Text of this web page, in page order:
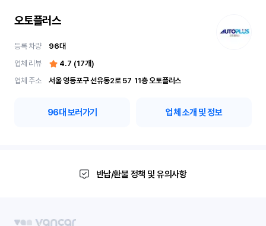
오토플러스
등록 차량 96대
업체 리뷰
4.7 (17개)
업체 주소
서울 영등포구 선유동2로 57	11층 오토플러스
96대 보러가기 업체 소개 및 정보
반납/환불 정책 및 유의사항